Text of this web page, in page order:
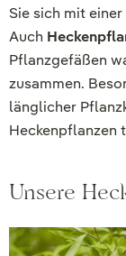
Sie sich mit
Auch
Pflanzgefäßen
zusammen.
länglicher
Heckenpflanzen
Unsere